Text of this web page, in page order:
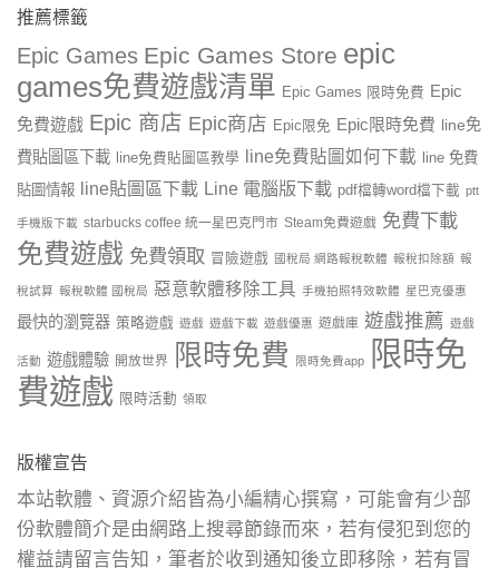
推薦標籤
Epic Games Epic Games Store epic
games免費遊戲清單 Epic Games 限時免費 Epic
免費遊戲 Epic 商店 Epic商店 Epic限免 Epic限時免費 line免
費貼圖區下載
line免費貼圖區教學 line免費貼圖如何下載
line 免費
貼圖情報
line貼圖區下載 Line 電腦版下載 pdf檔轉word檔下載 ptt
手機版下載 starbucks coffee 統一星巴克門市 Steam免費遊戲 免費下載
免費遊戲 免費領取 冒險遊戲 國稅局 網路報稅軟體 報稅扣除額 報
稅試算 報稅軟體 國稅局 惡意軟體移除工具 手機拍照特效軟體 星巴克優惠
最快的瀏覽器 策略遊戲 遊戲 遊戲下載 遊戲優惠 遊戲庫 遊戲推薦 遊戲
活動 遊戲體驗 開放世界 限時免費 限時免費app
限時免
費遊戲 限時活動 領取
版權宣告
本站軟體、資源介紹皆為小編精心撰寫，可能會有少部
份軟體簡介是由網路上搜尋節錄而來，若有侵犯到您的
權益請留言告知，筆者於收到通知後立即移除，若有冒